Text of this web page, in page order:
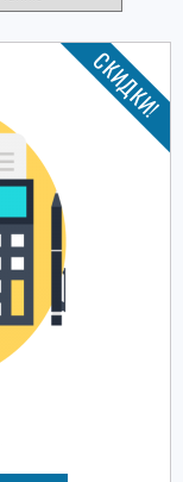
СКИДКИ!